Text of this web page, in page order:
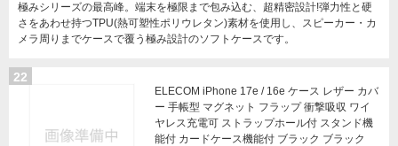
極みシリーズの最高峰。端末を極限まで包み込む、超精密設計!弾力性と硬
さをあわせ持つTPU(熱可塑性ポリウレタン)素材を使用し、スピーカー・カ
メラ周りまでケースで覆う極み設計のソフトケースです。
22
ELECOM iPhone 17e / 16e ケース レザー カバ
ー 手帳型 マグネット フラップ 衝撃吸収 ワイ
ヤレス充電可 ストラップホール付 スタンド機
能付 カードケース機能付 ブラック ブラック